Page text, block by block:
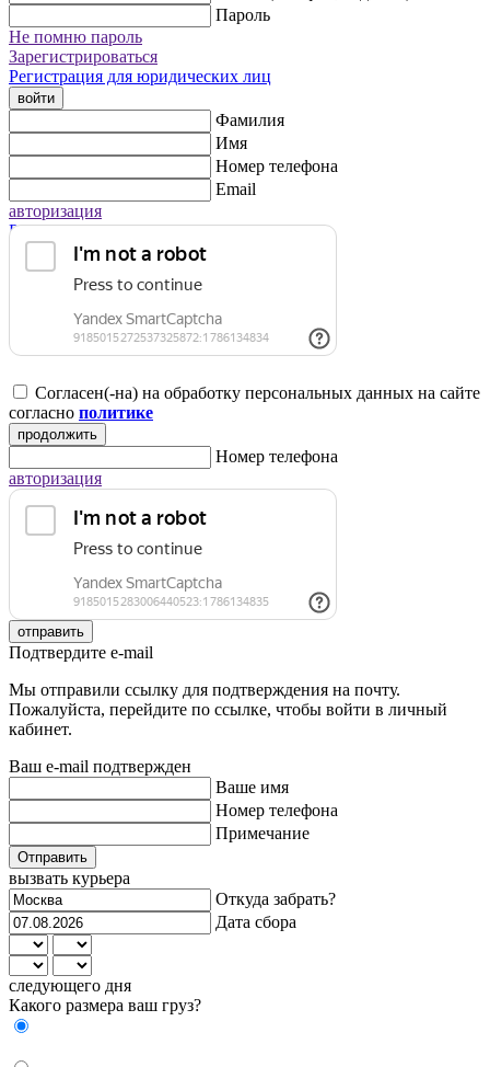
Пароль
Не помню пароль
Зарегистрироваться
Регистрация для юридических лиц
войти
Фамилия
Имя
Номер телефона
Email
авторизация
Регистрация для юридических лиц
Согласен(-на) на обработку персональных данных на сайте
согласно политике
продолжить
Номер телефона
авторизация
отправить
Подтвердите e-mail
Мы отправили ссылку для подтверждения на почту.
Пожалуйста, перейдите по ссылке, чтобы войти в личный
кабинет.
Ваш e-mail подтвержден
Ваше имя
Номер телефона
Примечание
Отправить
вызвать курьера
Откуда забрать?
Дата сбора
следующего дня
Какого размера ваш груз?